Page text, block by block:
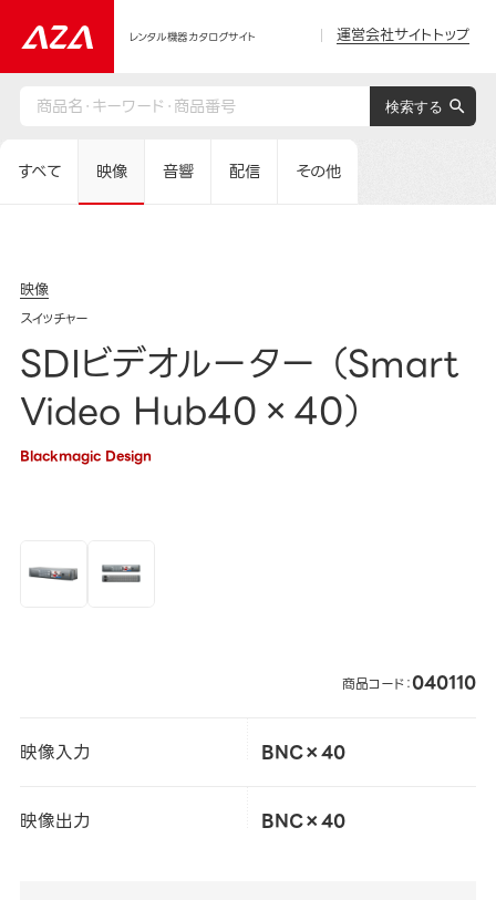
レンタル機器カタログサイト 運営会社サイトトップ
すべて 映像 音響 配信 その他
映像
スイッチャー
SDIビデオルーター （Smart
Video Hub40×40）
Blackmagic Design
商品コード：040110
映像入力 BNC×40
映像出力 BNC×40